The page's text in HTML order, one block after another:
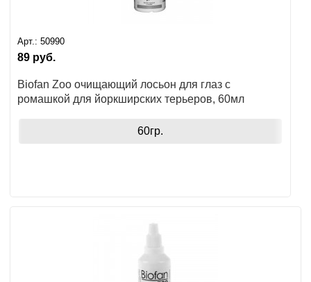
Арт.: 50990
89 руб.
Biofan Zoo очищающий лосьон для глаз с
ромашкой для йоркширских терьеров, 60мл
60гр.